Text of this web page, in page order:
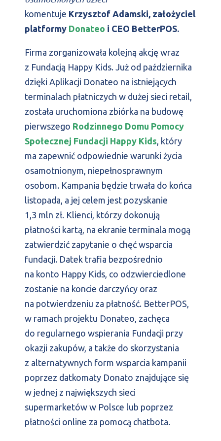
komentuje Krzysztof Adamski, założyciel
platformy Donateo i CEO BetterPOS.
Firma zorganizowała kolejną akcję wraz
z Fundacją Happy Kids. Już od października
dzięki Aplikacji Donateo na istniejących
terminalach płatniczych w dużej sieci retail,
została uruchomiona zbiórka na budowę
pierwszego Rodzinnego Domu Pomocy
Społecznej Fundacji Happy Kids , który
ma zapewnić odpowiednie warunki życia
osamotnionym, niepełnosprawnym
osobom. Kampania będzie trwała do końca
listopada, a jej celem jest pozyskanie
1,3 mln zł. Klienci, którzy dokonują
płatności kartą, na ekranie terminala mogą
zatwierdzić zapytanie o chęć wsparcia
fundacji. Datek trafia bezpośrednio
na konto Happy Kids, co odzwierciedlone
zostanie na koncie darczyńcy oraz
na potwierdzeniu za płatność. BetterPOS,
w ramach projektu Donateo, zachęca
do regularnego wspierania Fundacji przy
okazji zakupów, a także do skorzystania
z alternatywnych form wsparcia kampanii
poprzez datkomaty Donato znajdujące się
w jednej z największych sieci
supermarketów w Polsce lub poprzez
płatności online za pomocą chatbota.